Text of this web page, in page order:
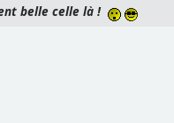
belle celle là !